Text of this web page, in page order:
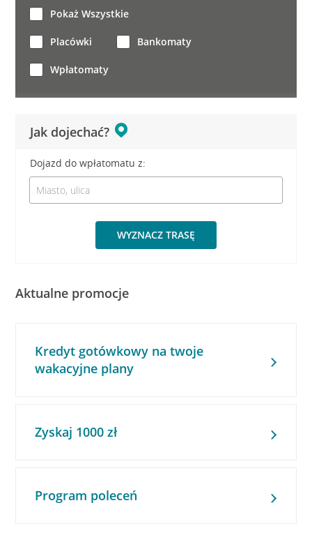
Jak dojechać?
Dojazd do wpłatomatu z:
WYZNACZ TRASĘ
Pokaż Wszystkie
Placówki Bankomaty
Wpłatomaty
Aktualne promocje
Kredyt gotówkowy na twoje
wakacyjne plany
Zyskaj 1000 zł
Program poleceń